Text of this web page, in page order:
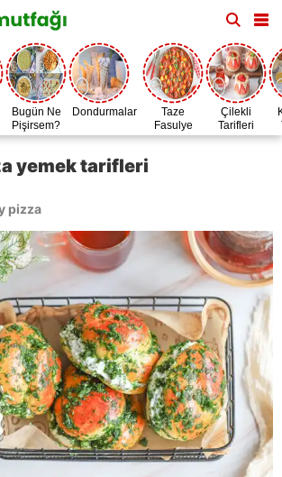
Bugün Ne
Pişirsem?
Dondurmalar
Taze
Fasulye
Zamanı
Çilekli
Tarifleri
yemek tarifleri
pizza